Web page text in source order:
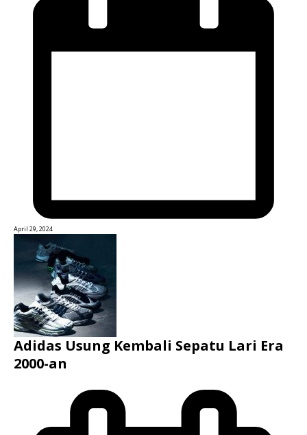
April 29, 2024
Adidas Usung Kembali Sepatu Lari Era
2000-an